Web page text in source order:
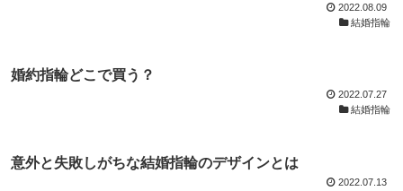
2022.08.09
結婚指輪
婚約指輪どこで買う？
2022.07.27
結婚指輪
意外と失敗しがちな結婚指輪のデザインとは
2022.07.13